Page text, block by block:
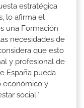
estratégica
lo afirma el
una Formación
necesidades de
que esto
y profesional de
España pueda
económico y
social."